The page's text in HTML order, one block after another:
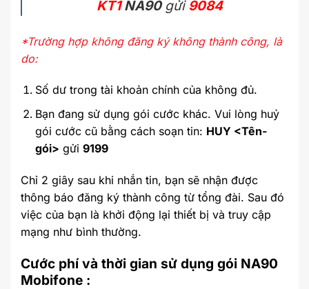
KT1NA90 gửi 9084
*Trường hợp không đăng ký không thành công, là
do:
Số dư trong tài khoản chính của không đủ.
Bạn đang sử dụng gói cước khác. Vui lòng huỷ
gói cước cũ bằng cách soạn tin: HUY <Tên-
gói> gửi 9199
Chỉ 2 giây sau khi nhắn tin, bạn sẽ nhận được
thông báo đăng ký thành công từ tổng đài. Sau đó
việc của bạn là khởi động lại thiết bị và truy cập
mạng như bình thường.
Cước phí và thời gian sử dụng gói NA90
Mobifone :